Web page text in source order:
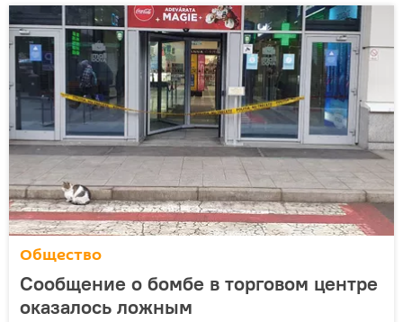
Общество
Сообщение о бомбе в торговом центре
оказалось ложным